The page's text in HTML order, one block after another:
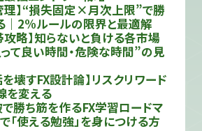
理】“損失固定×月次上限”で勝
｜2%ルールの限界と最適解
攻略】知らないと負ける各市場
て良い時間・危険な時間”の見
を壊すFX設計論】リスクリワード
を変える
で勝ち筋を作るFX学習ロードマ
「使える勉強」を身につける方